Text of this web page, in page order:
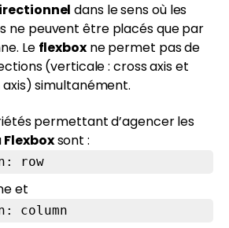
dans le sens où les
ne peuvent être placés que par
Le flexboxne permet pas de
(verticale : cross axis et
simultanément.
permettant d’agencer les
Flexboxsont :
row
et
column